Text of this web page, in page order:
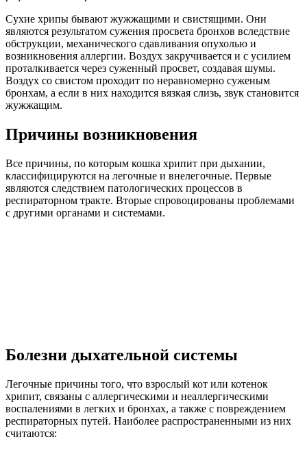
Сухие хрипы бывают жужжащими и свистящими. Они
являются результатом сужения просвета бронхов вследствие
обструкции, механического сдавливания опухолью и
возникновения аллергии. Воздух закручивается и с усилием
проталкивается через суженный просвет, создавая шумы.
Воздух со свистом проходит по неравномерно суженым
бронхам, а если в них находится вязкая слизь, звук становится
жужжащим.
Причины возникновения
Все причины, по которым кошка хрипит при дыхании,
классифицируются на легочные и внелегочные. Первые
являются следствием патологических процессов в
респираторном тракте. Вторые спровоцированы проблемами
с другими органами и системами.
Болезни дыхательной системы
Легочные причины того, что взрослый кот или котенок
хрипит, связаны с аллергическими и неаллергическими
воспалениями в легких и бронхах, а также с повреждением
респираторных путей. Наиболее распространенными из них
считаются: